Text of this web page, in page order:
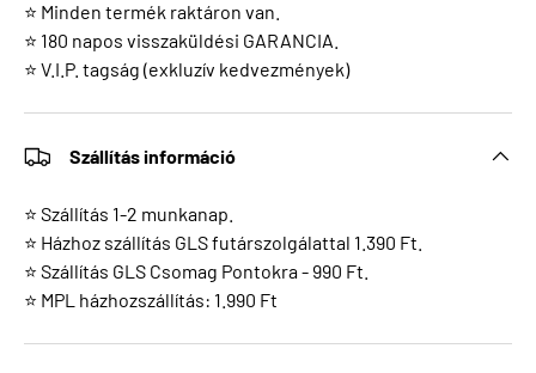
⭐ Minden termék raktáron van.
⭐ 180 napos visszaküldési GARANCIA.
⭐ V.I.P. tagság (exkluzív kedvezmények)
Szállítás információ
⭐ Szállítás 1-2 munkanap.
⭐ Házhoz szállítás GLS futárszolgálattal 1.390 Ft.
⭐ Szállítás GLS Csomag Pontokra - 990 Ft.
⭐ MPL házhozszállítás: 1.990 Ft